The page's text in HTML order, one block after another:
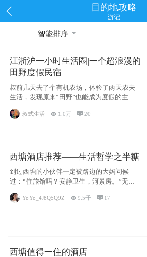
目的地攻略
游记
智能排序
江浙沪一小时生活圈|一个超浪漫的
田野度假民宿
叔前几天去了个有机农场，体验了两天农夫
生活，发现原来“田野”也能成为度假的主旋
律。江
叔式生活  1.0万 20
西塘酒店推荐——生活哲学之半糖
到过西塘的小伙伴一定被路边的大妈问候
过：“住旅馆吗？安静卫生，河景房。”无意
YoYo_4J8Q5Q9Z 9.5千  17
西塘值得一住的酒店